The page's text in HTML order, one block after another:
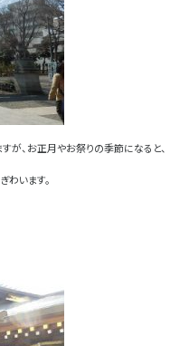
が、お正月やお祭りの季節になると、
わいます。